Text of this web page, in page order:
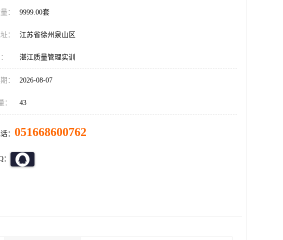
： 9999.00套
： 江苏省徐州泉山区
湛江质量管理实训
： 2026-08-07
： 43
： 051668600762